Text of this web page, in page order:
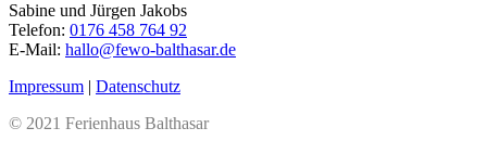
Sabine und Jürgen Jakobs
Telefon: 0176 458 764 92
E-Mail: hallo@fewo-balthasar.de
Impressum | Datenschutz
© 2021 Ferienhaus Balthasar